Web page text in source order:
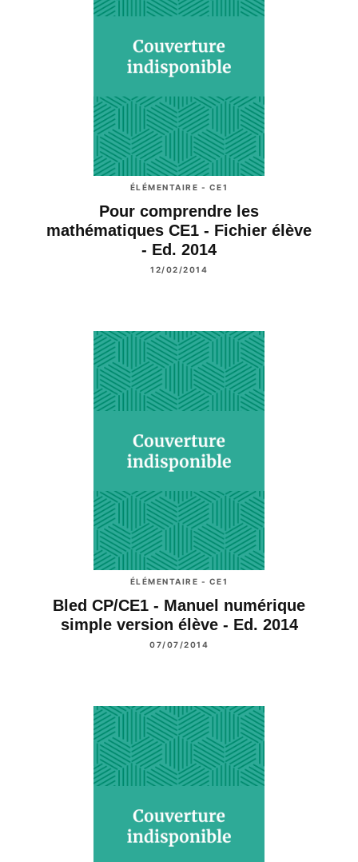
ÉLÉMENTAIRE - CE1
Pour comprendre les
mathématiques CE1 - Fichier élève
- Ed. 2014
12/02/2014
ÉLÉMENTAIRE - CE1
Bled CP/CE1 - Manuel numérique
simple version élève - Ed. 2014
07/07/2014